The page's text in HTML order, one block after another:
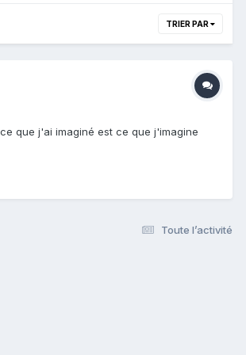
TRIER PAR
que j'ai imaginé est ce que j'imagine
Toute l’activité